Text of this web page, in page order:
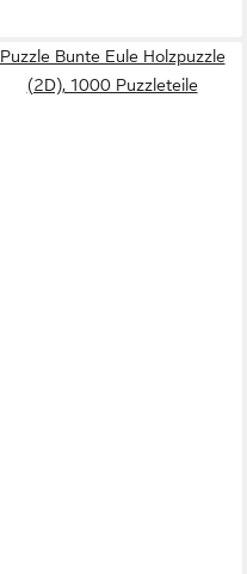
Puzzle Bunte Eule Holzpuzzle
(2D), 1000 Puzzleteile